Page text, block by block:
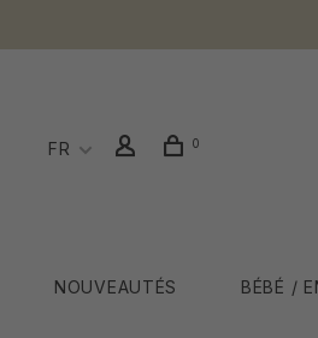
FR 0
NOUVEAUTÉS BÉBÉ /